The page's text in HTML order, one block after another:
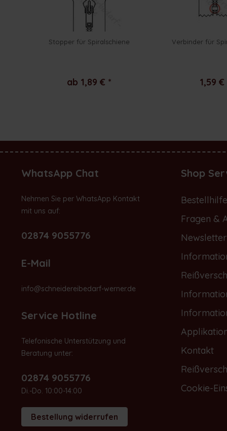
Stopper für Spiralschiene
ab 1,89 € *
Verbinder für
1,59 €
WhatsApp Chat
Nehmen Sie per WhatsApp Kontakt
mit uns auf:
02874 9055776
E-Mail
info@schneidereibedarf-werner.de
Service Hotline
Telefonische Unterstützung und
Beratung unter:
02874 9055776
Di.-Do. 10:00-14:00
Bestellung widerrufen
Shop
Bestellhilfe
Fragen &
Newsletter
Kontakt
Cookie-